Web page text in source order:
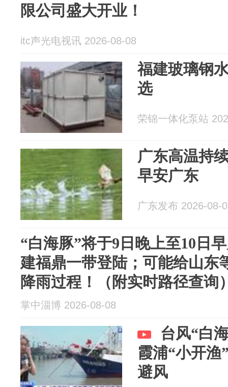
限公司盛大开业！
itc声光电视讯 2026-08-08
福建玻璃钢
选
荣锦一体化泵站
广东高温持
早安广东
广东发布 2026-08-
“白海豚”将于9日晚上至10日
建福鼎一带登陆；可能给山东
降雨过程！（附实时路径查询
掌中淄博 2026-08-08
台风“白
霞浦“小开渔
避风